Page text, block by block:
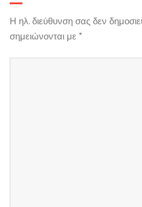
Η ηλ. διεύθυνση σας δεν
σημειώνονται με *